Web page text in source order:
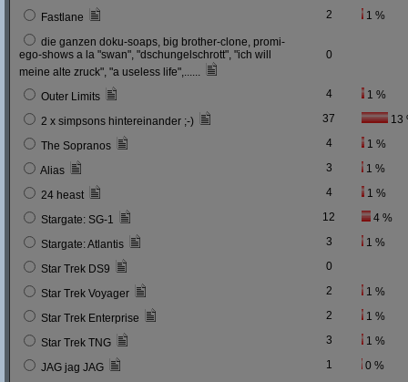
Fastlane 2 1 %
die ganzen doku-soaps, big brother-clone, promi-
ego-shows a la "swan", "dschungelschrott", "ich will
meine alte zruck", "a useless life",......
0
Outer Limits 4 1 %
2 x simpsons hintereinander ;-) 37 13
The Sopranos 4 1 %
Alias 3 1 %
24 heast 4 1 %
Stargate: SG-1 12 4 %
Stargate: Atlantis 3 1 %
Star Trek DS9 0
Star Trek Voyager 2 1 %
Star Trek Enterprise 2 1 %
Star Trek TNG 3 1 %
JAG jag JAG 1 0 %